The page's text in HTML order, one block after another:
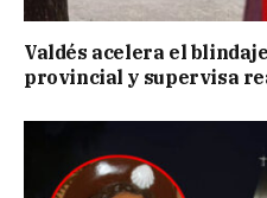
Valdés acelera el
provincial y supervisa